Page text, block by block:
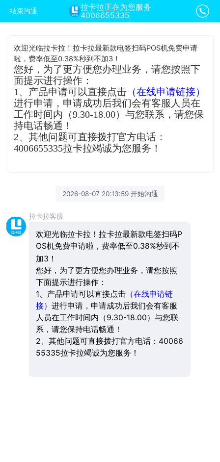
结束沟通
拉卡拉正在为您服务
4006655335
欢迎光临拉卡拉！拉卡拉最新款电签扫码POS机免费申请
啦，费率低至0.38%秒到不加3！
您好，为了更方便您办理业务，请您按照下
面提示进行操作：
1、产品申请可以直接点击 （在线申请链接）
进行申请，申请成功后我们会有客服人员在
工作时间内（9.30-18.00）与您联系，请您保
持电话畅通！
2、其他问题可直接拨打官方电话：
4006655335拉卡拉竭诚为您服务！
2026-08-07 20:13:59 开始沟通
拉卡拉客服
欢迎光临拉卡拉！拉卡拉最新款电签扫码P
OS机免费申请啦，费率低至0.38%秒到不
加3！
您好，为了更方便您办理业务，请您按照
下面提示进行操作：
1、产品申请可以直接点击（在线申请链
接） 进行申请，申请成功后我们会有客服
人员在工作时间内（9.30-18.00）与您联
系，请您保持电话畅通！
2、其他问题可直接拨打官方电话：40066
55335拉卡拉竭诚为您服务！